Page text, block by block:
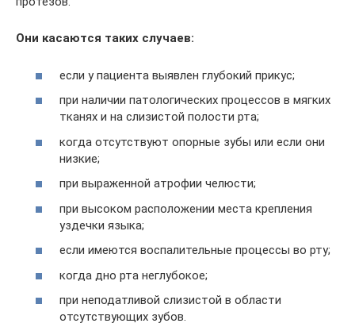
Они касаются таких случаев:
если у пациента выявлен глубокий прикус;
при наличии патологических процессов в мягких
тканях и на слизистой полости рта;
когда отсутствуют опорные зубы или если они
низкие;
при выраженной атрофии челюсти;
при высоком расположении места крепления
уздечки языка;
если имеются воспалительные процессы во рту;
когда дно рта неглубокое;
при неподатливой слизистой в области
отсутствующих зубов.